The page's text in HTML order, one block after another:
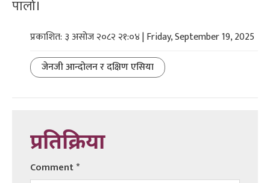
पार्ला।
प्रकाशित: ३ असोज २०८२ २१:०४ | Friday, September 19, 2025
जेनजी आन्दोलन र दक्षिण एसिया
प्रतिक्रिया
Comment*